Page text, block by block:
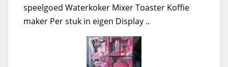
speelgoed Waterkoker Mixer Toaster Koffie
maker Per stuk in eigen Display ..